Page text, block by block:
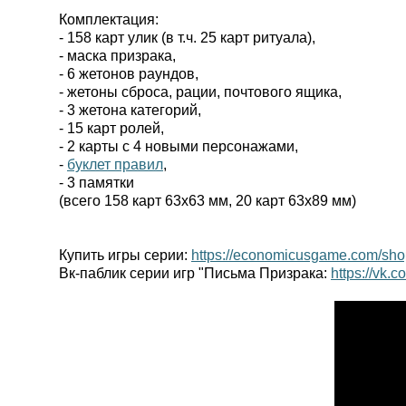
Комплектация:
- 158 карт улик (в т.ч. 25 карт ритуала),
- маска призрака,
- 6 жетонов раундов,
- жетоны сброса, рации, почтового ящика,
- 3 жетона категорий,
- 15 карт ролей,
- 2 карты с 4 новыми персонажами,
- буклет правил,
- 3 памятки
(всего 158 карт 63х63 мм, 20 карт 63х89 мм)
Купить игры серии: https://economicusgame.com/
Вк-паблик серии игр "Письма Призрака: https://